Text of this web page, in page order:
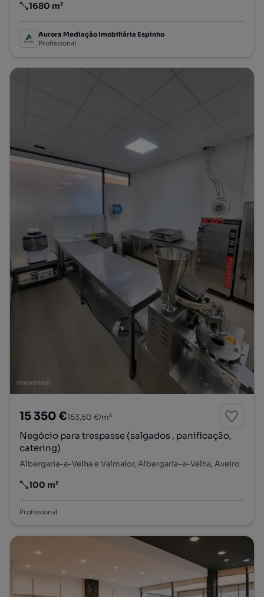
Preço por metro quadrado
1680 m²
Aurora Mediação Imobiliária Espinho
Profissional
15 350 €153,50 €/m²
Negócio para trespasse (salgados , panificação,
catering)
Albergaria-a-Velha e Valmaior, Albergaria-a-Velha, Aveiro
Preço por metro quadrado
100 m²
Profissional